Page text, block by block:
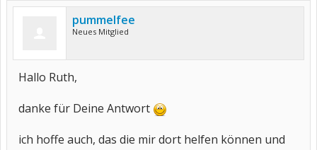
pummelfee
Neues Mitglied
Hallo Ruth,
danke für Deine Antwort
ich hoffe auch, das die mir dort helfen können und